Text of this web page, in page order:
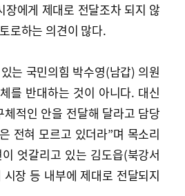
에게 제대로 전달조차 되지 않
로하는 의견이 많다.
는 국민의힘 박수영(남갑) 의원
를 반대하는 것이 아니다. 대신
적인 안을 전달해 달라고 담당
전혀 모르고 있더라”며 목소리
엇갈리고 있는 김도읍(북강서
장 등 내부에 제대로 전달되지